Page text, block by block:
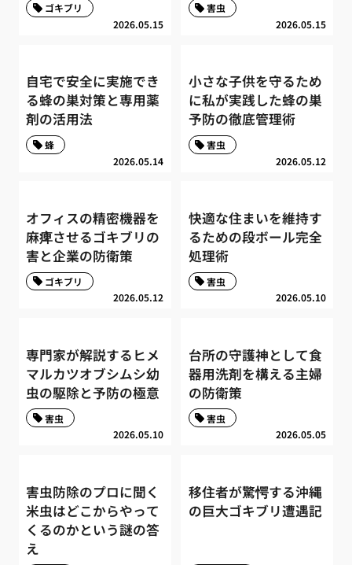
2026.05.15
ゴキブリ
2026.05.15
害虫
自宅で安全に実施でき
る蜂の巣対策と専用薬
剤の活用法
2026.05.14
蜂
小さな子供を守るため
に私が実践した蜂の巣
予防の徹底管理術
2026.05.12
害虫
オフィスの精密機器を
麻痺させるゴキブリの
害と企業の防衛策
2026.05.12
ゴキブリ
快適な住まいを維持す
るための段ボール完全
処理術
2026.05.10
害虫
専門家が解説するヒメ
マルカツオブシムシ幼
虫の駆除と予防の極意
2026.05.10
害虫
台所の守護神として食
器用洗剤を構える主婦
の防衛策
2026.05.05
害虫
害虫防除のプロに聞く
米虫はどこからやって
くるのかという謎の答
え
移住者が驚愕する沖縄
の巨大ゴキブリ遭遇記